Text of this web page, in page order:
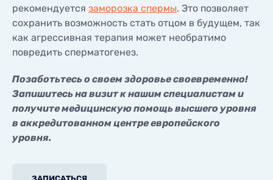
рекомендуется заморозка спермы. Это позволяет
сохранить возможность стать отцом в будущем, так
как агрессивная терапия может необратимо
повредить сперматогенез.
Позаботьтесь о своем здоровье своевременно!
Запишитесь на визит к нашим специалистам и
получите медицинскую помощь высшего уровня
в аккредитованном центре европейского
уровня.